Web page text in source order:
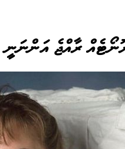
ރާއްޖެ އަންނަނީ